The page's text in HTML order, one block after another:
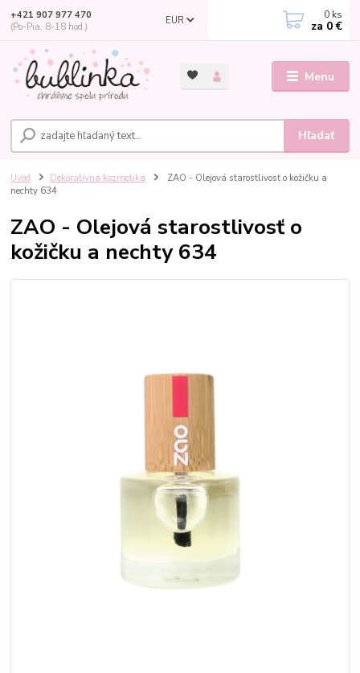
Menu
EUR
Hľadať
+421 907 977 470
(Po-Pia, 8-18 hod.)
0 ks
za 0 €
Úvod Dekoratívna kozmetika
ZAO - Olejová starostlivosť o kožičku a
nechty 634
ZAO - Olejová starostlivosť o
kožičku a nechty 634